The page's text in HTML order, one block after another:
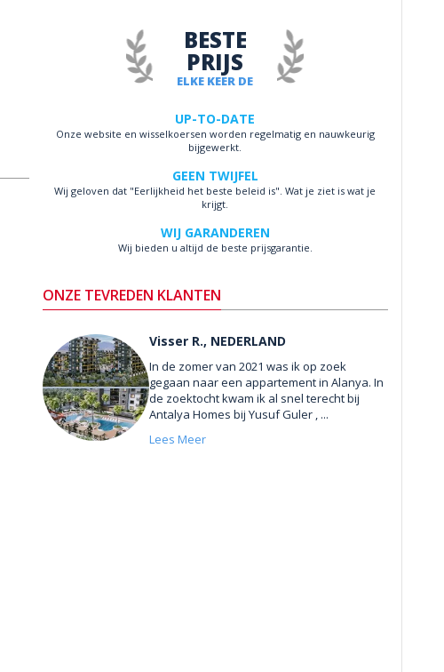
ELKE KEER DE
BESTE
PRIJS
UP-TO-DATE
Onze website en wisselkoersen worden regelmatig en nauwkeurig
bijgewerkt.
GEEN TWIJFEL
Wij geloven dat "Eerlijkheid het beste beleid is". Wat je ziet is wat je
krijgt.
WIJ GARANDEREN
Wij bieden u altijd de beste prijsgarantie.
ONZE TEVREDEN KLANTEN
Visser R., NEDERLAND
In de zomer van 2021 was ik op zoek
gegaan naar een appartement in Alanya. In
de zoektocht kwam ik al snel terecht bij
Antalya Homes bij Yusuf Guler , ...
Lees Meer